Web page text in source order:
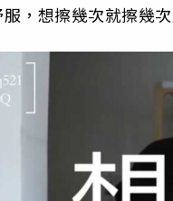
，想擦幾次就擦幾次